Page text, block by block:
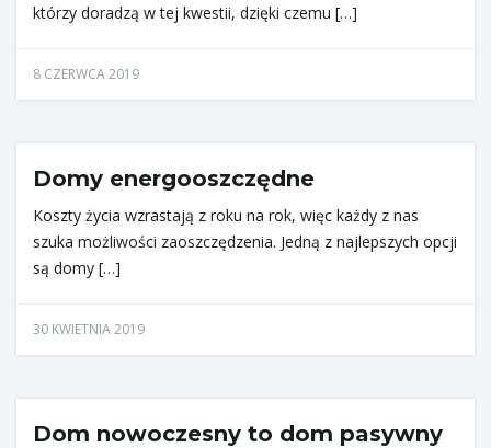
którzy doradzą w tej kwestii, dzięki czemu […]
8 CZERWCA 2019
Domy energooszczędne
Koszty życia wzrastają z roku na rok, więc każdy z nas
szuka możliwości zaoszczędzenia. Jedną z najlepszych opcji
są domy […]
30 KWIETNIA 2019
Dom nowoczesny to dom pasywny